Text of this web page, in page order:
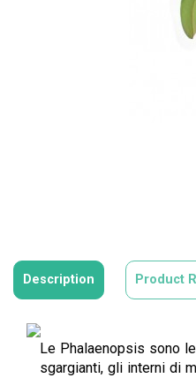
Description Product
Le Phalaenopsis sono
sgargianti, gli interni di